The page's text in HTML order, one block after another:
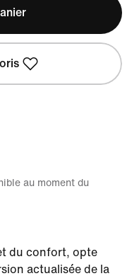
au moment du
du confort, opte
actualisée de la